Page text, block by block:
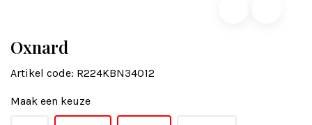
Oxnard
Artikel code: R224KBN34012
Maak een keuze